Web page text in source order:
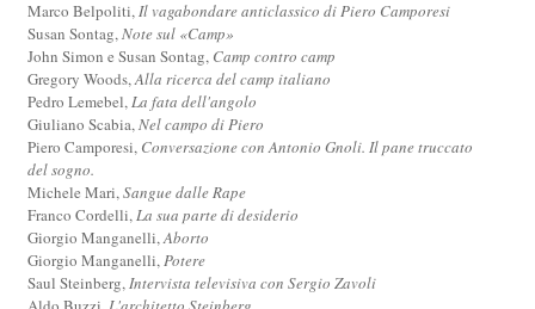
Marco Belpoliti,Il vagabondare anticlassico di Piero Camporesi
Susan Sontag,Note sul «Camp»
John Simon e Susan Sontag, Camp contro camp
Gregory Woods,Alla ricerca del camp italiano
Pedro Lemebel,La fata dell'angolo
Giuliano Scabia,Nel campo di Piero
Piero Camporesi, Conversazione con Antonio Gnoli. Il pane truccato
del sogno.
Michele Mari,Sangue dalle Rape
Franco Cordelli,La sua parte di desiderio
Giorgio Manganelli,Aborto
Giorgio Manganelli,Potere
Saul Steinberg,Intervista televisiva con Sergio Zavoli